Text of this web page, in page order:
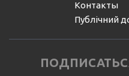
Контакты
Публічний